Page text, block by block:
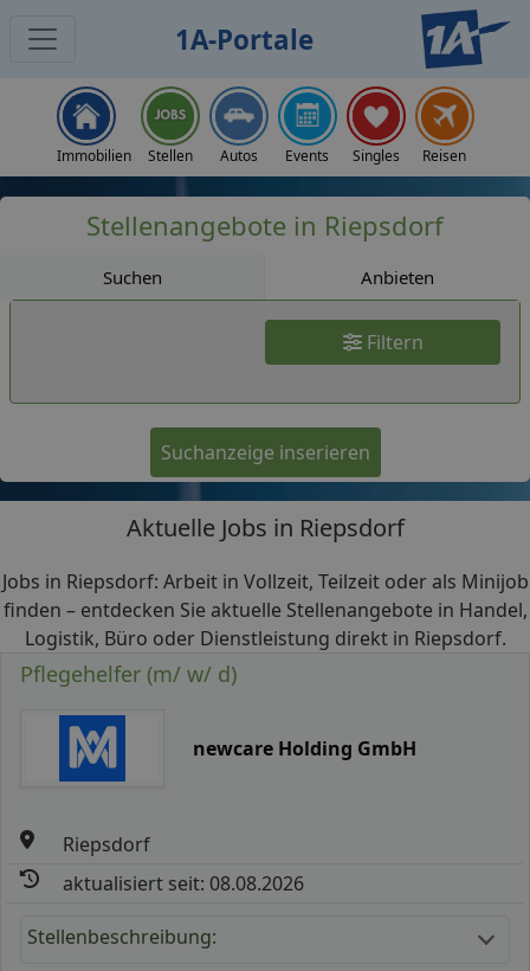
1A-Portale
Immobilien Stellen Autos Events Singles Reisen
Stellenangebote in Riepsdorf
Suchen Anbieten
Filtern
Suchanzeige inserieren
Aktuelle Jobs in Riepsdorf
Jobs in Riepsdorf: Arbeit in Vollzeit, Teilzeit oder als Minijob
finden – entdecken Sie aktuelle Stellenangebote in Handel,
Logistik, Büro oder Dienstleistung direkt in Riepsdorf.
Pflegehelfer (m/ w/ d)
newcare Holding GmbH
Riepsdorf
aktualisiert seit: 08.08.2026
Stellenbeschreibung: